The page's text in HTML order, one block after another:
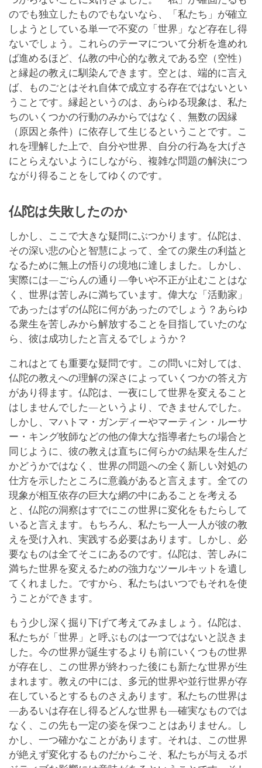
のでも独立したものでもないなら、「私たち」が確立
しようとしている単一で不変の「世界」など存在し得
ないでしょう。これらのテーマについて分析を進めれ
ば進めるほど、仏教の中心的な教えである空（空性）
と縁起の教えに馴染んできます。空とは、端的に言え
ば、ものごとはそれ自体で成立する存在ではないとい
うことです。縁起というのは、あらゆる現象は、私た
ちのいくつかの行動のみからではなく、無数の因縁
（原因と条件）に依存して生じるということです。こ
れを理解した上で、自分や世界、自分の行為を大げさ
にとらえないようにしながら、複雑な問題の解決につ
ながり得ることをしてゆくのです。
仏陀は失敗したのか
しかし、ここで大きな疑問にぶつかります。仏陀は、
その深い悲の心と智慧によって、全ての衆生の利益と
なるために無上の悟りの境地に達しました。しかし、
実際には―ごらんの通り―争いや不正が止むことはな
く、世界は苦しみに満ちています。偉大な「活動家」
であったはずの仏陀に何があったのでしょう？あらゆ
る衆生を苦しみから解放することを目指していたのな
ら、彼は成功したと言えるでしょうか？
これはとても重要な疑問です。この問いに対しては、
仏陀の教えへの理解の深さによっていくつかの答え方
があり得ます。仏陀は、一夜にして世界を変えること
はしませんでした―というより、できませんでした。
しかし、マハトマ・ガンディーやマーティン・ルーサ
ー・キング牧師などの他の偉大な指導者たちの場合と
同じように、彼の教えは直ちに何らかの結果を生んだ
かどうかではなく、世界の問題への全く新しい対処の
仕方を示したところに意義があると言えます。全ての
現象が相互依存の巨大な網の中にあることを考える
と、仏陀の洞察はすでにこの世界に変化をもたらして
いると言えます。もちろん、私たち一人一人が彼の教
えを受け入れ、実践する必要はあります。しかし、必
要なものは全てそこにあるのです。仏陀は、苦しみに
満ちた世界を変えるための強力なツールキットを遺し
てくれました。ですから、私たちはいつでもそれを使
うことができます。
もう少し深く掘り下げて考えてみましょう。仏陀は、
私たちが「世界」と呼ぶものは一つではないと説きま
した。今の世界が誕生するよりも前にいくつもの世界
が存在し、この世界が終わった後にも新たな世界が生
まれます。教えの中には、多元的世界や並行世界が存
在しているとするものさえあります。私たちの世界は
―あるいは存在し得るどんな世界も―確実なものでは
なく、この先も一定の姿を保つことはありません。し
かし、一つ確かなことがあります。それは、この世界
が絶えず変化するものだからこそ、私たちが与えるポ